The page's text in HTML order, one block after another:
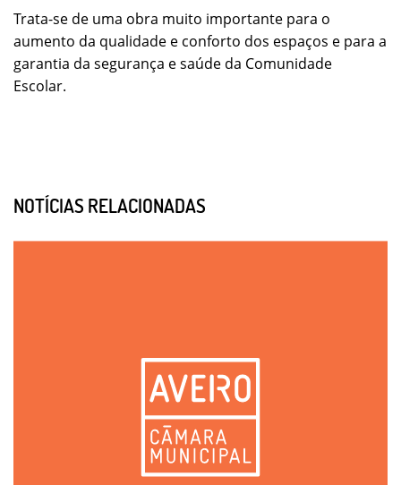
Trata-se de uma obra muito importante para o
aumento da qualidade e conforto dos espaços e para a
garantia da segurança e saúde da Comunidade
Escolar.
NOTÍCIAS RELACIONADAS